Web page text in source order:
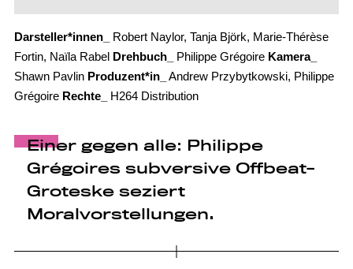
Darsteller*innen_
Robert Naylor, Tanja Björk, Marie-Thérèse
Fortin, Naïla Rabel Drehbuch_ Philippe Grégoire Kamera_
Shawn Pavlin Produzent*in_
Andrew Przybytkowski, Philippe
Grégoire Rechte_ H264 Distribution
Einer gegen alle: Philippe
Grégoires subversive Offbeat-
Groteske seziert
Moralvorstellungen.